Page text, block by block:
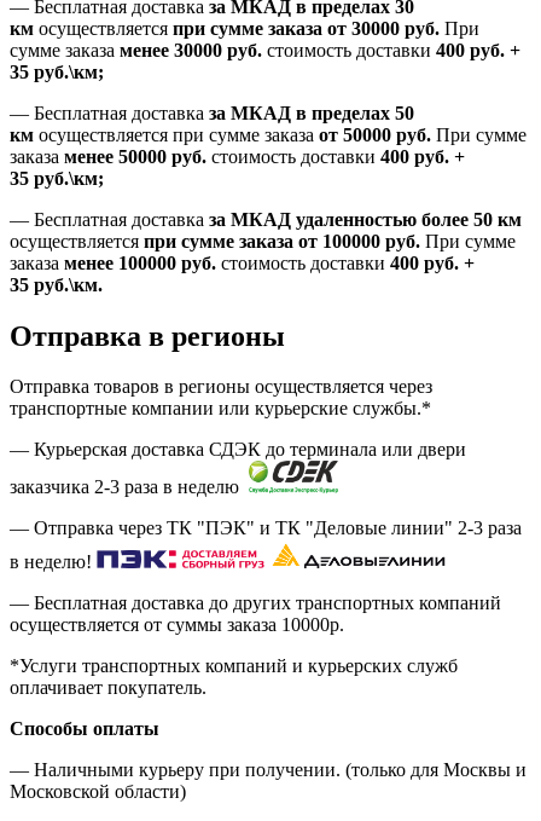
— Бесплатная доставка за МКАД в пределах 30
км осуществляется при сумме заказа от 30000 руб. При
сумме заказа менее 30000 руб. стоимость доставки 400 руб. +
35 руб.\км;
— Бесплатная доставка за МКАД в пределах 50
км осуществляется при сумме заказа от 50000 руб. При сумме
заказа менее 50000 руб. стоимость доставки 400 руб. +
35 руб.\км;
— Бесплатная доставка за МКАД удаленностью более 50 км
осуществляется при сумме заказа от 100000 руб. При сумме
заказа менее 100000 руб. стоимость доставки 400 руб. +
35 руб.\км.
Отправка в регионы
Отправка товаров в регионы осуществляется через
транспортные компании или курьерские службы.*
— Курьерская доставка СДЭК до терминала или двери
заказчика 2-3 раза в неделю
— Отправка через ТК "ПЭК" и ТК "Деловые линии" 2-3 раза
в неделю!
— Бесплатная доставка до других транспортных компаний
осуществляется от суммы заказа 10000р.
*Услуги транспортных компаний и курьерских служб
оплачивает покупатель.
Способы оплаты
— Наличными курьеру при получении. (только для Москвы и
Московской области)